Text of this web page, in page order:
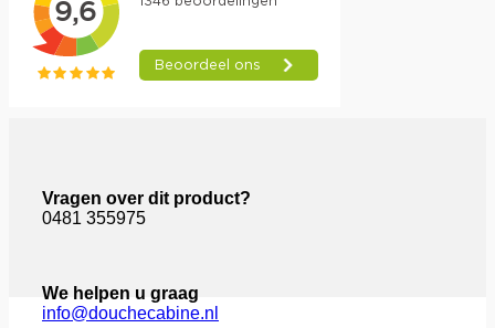
Vragen over dit product?
0481 355975
We helpen u graag
info@douchecabine.nl